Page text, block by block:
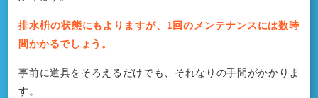
排水枡の状態にもよりますが、1回のメンテナンスには数時
間かかるでしょう。
事前に道具をそろえるだけでも、それなりの手間がかかりま
す。